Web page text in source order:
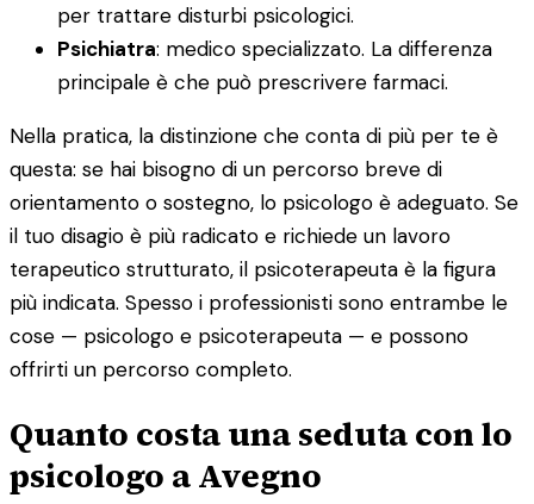
per trattare disturbi psicologici.
Psichiatra: medico specializzato. La differenza
principale è che può prescrivere farmaci.
Nella pratica, la distinzione che conta di più per te è
questa: se hai bisogno di un percorso breve di
orientamento o sostegno, lo psicologo è adeguato. Se
il tuo disagio è più radicato e richiede un lavoro
terapeutico strutturato, il psicoterapeuta è la figura
più indicata. Spesso i professionisti sono entrambe le
cose — psicologo e psicoterapeuta — e possono
offrirti un percorso completo.
Quanto costa una seduta con lo
psicologo a Avegno